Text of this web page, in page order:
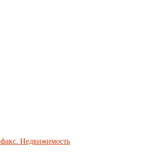
Недвижимость